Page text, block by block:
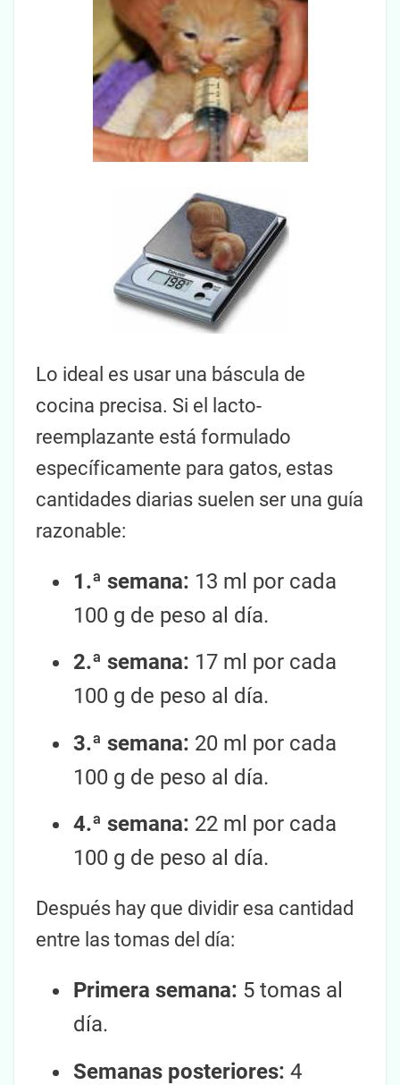
Lo ideal es usar una báscula de
cocina precisa. Si el lacto-
reemplazante está formulado
específicamente para gatos, estas
cantidades diarias suelen ser una guía
razonable:
1.ª semana: 13 ml por cada
100 g de peso al día.
2.ª semana: 17 ml por cada
100 g de peso al día.
3.ª semana: 20 ml por cada
100 g de peso al día.
4.ª semana: 22 ml por cada
100 g de peso al día.
Después hay que dividir esa cantidad
entre las tomas del día:
Primera semana: 5 tomas al
día.
Semanas posteriores: 4